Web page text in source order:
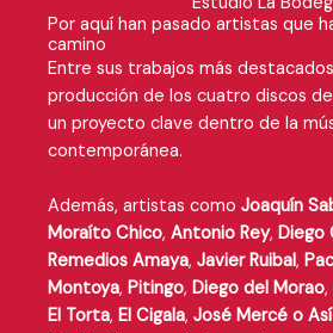
Por aquí han pasado artistas que han marcado el
camino
Entre sus trabajos más
producción de los cuatro discos de
un proyecto clave dentro de la
contemporánea.
Además, artistas como Joaquín
Moraíto Chico, Antonio Rey, Diego
Remedios Amaya, Javier Ruibal,
Montoya, Pitingo, Diego del Morao,
El Torta, El Cigala, José Mercé o